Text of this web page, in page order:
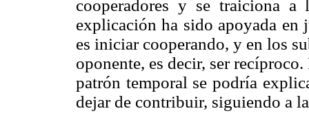
cooperadores y se traiciona a
explicación ha sido apoyada en
es iniciar cooperando, y en los
oponente, es decir, ser
patrón temporal se podría
dejar de contribuir, siguiendo a